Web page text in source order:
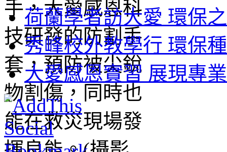
荷蘭學者訪大愛 環保
秀峰校外教學行 環保
大愛感恩實習 展現專